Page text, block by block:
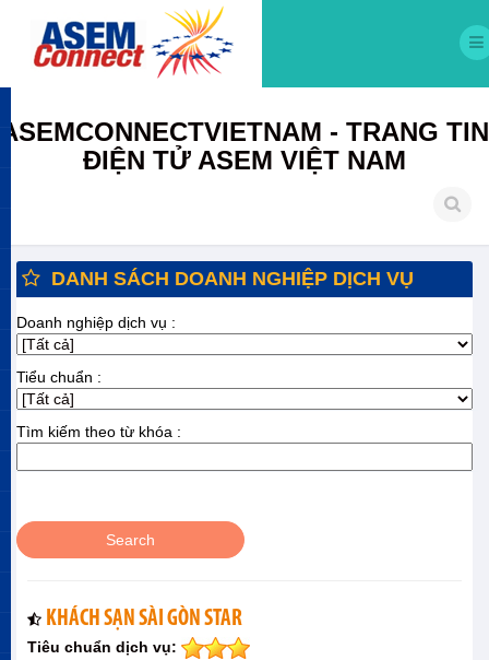
ASEMCONNECTVIETNAM - TRANG TIN
ĐIỆN TỬ ASEM VIỆT NAM
DANH SÁCH DOANH NGHIỆP DỊCH VỤ
Doanh nghiệp dịch vụ :
Tiểu chuẩn :
Tìm kiếm theo từ khóa :
KHÁCH SẠN SÀI GÒN STAR
Tiêu chuẩn dịch vụ: